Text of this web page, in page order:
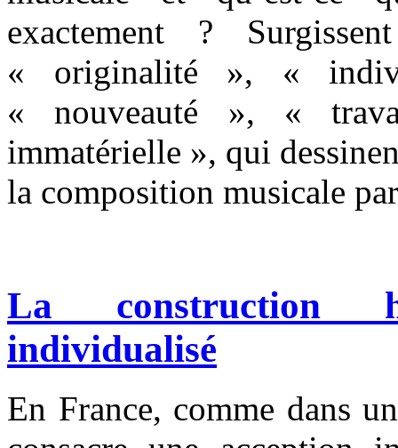
exactement ?
« originalité », «
« nouveauté », «
immatérielle », qui
la composition musicale
La construction
individualisé
En France, comme dans